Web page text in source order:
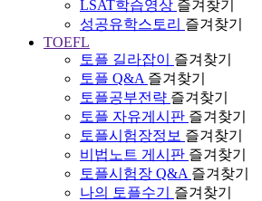
LSAT학습영상 즐겨찾기
성공유학스토리 즐겨찾기
TOEFL
토플 길라잡이
즐겨찾기
토플 Q&A 즐겨찾기
토플공부전략 즐겨찾기
토플 자유게시판 즐겨찾기
토플시험장정보 즐겨찾기
비법노트 게시판 즐겨찾기
토플시험장 Q&A 즐겨찾기
나의 토플수기
즐겨찾기